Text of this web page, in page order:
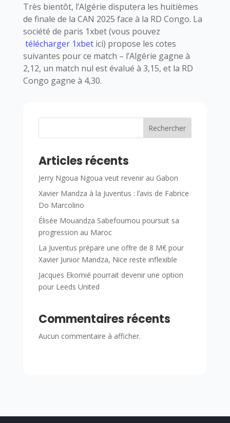
Très bientôt, l’Algérie disputera les huitièmes
de finale de la CAN 2025 face à la RD Congo. La
société de paris 1xbet (vous pouvez
télécharger 1xbetici) propose les cotes
suivantes pour ce match – l’Algérie gagne à
2,12, un match nul est évalué à 3,15, et la RD
Congo gagne à 4,30.
Rechercher
Articles récents
Jerry Ngoua Ngoua veut revenir au Gabon
Xavier Mandza à la Juventus : l’avis de Fabrice
Do Marcolino
Élisée Mouandza Sabefoumou poursuit sa
progression au Maroc
La Juventus prépare une offre de 8 M€ pour
Xavier Junior Mandza, Nice reste inflexible
Jacques Ekomié pourrait devenir une option
pour Leeds United
Commentaires récents
Aucun commentaire à afficher.